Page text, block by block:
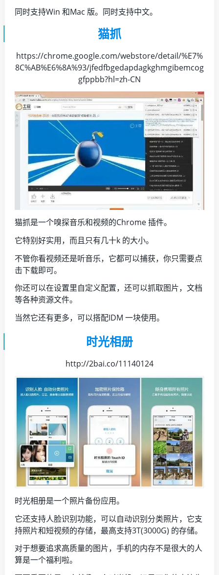
同时支持Win 和Mac 版。同时支持中文。
猫抓
https://chrome.google.com/webstore/detail/%E7%
8C%AB%E6%8A%93/jfedfbgedapdagkghmgibemcog
gfppbb?hl=zh-CN
猫抓是一个嗅探音乐和视频的Chrome 插件。
它特别好实用，而且只有几十k 的大小。
不管你看视频还是听音乐，它都可以捕获，你只需要点
击下载即可。
你还可以在设置里自定义配置，还可以抓取图片，文档
等各种资源文件。
当然它还有更多，可以搭配IDM 一块使用。
时光相册
http://2bai.co/11140124
时光相册是一个照片备份应用。
它还支持人脸识别功能，可以自动识别分类照片，它支
持照片和短视频的存储，最高支持3T(3000G) 的存储。
对于想要追求高质量的图片，手机的内存不是很大的人
算是一个福利啦。